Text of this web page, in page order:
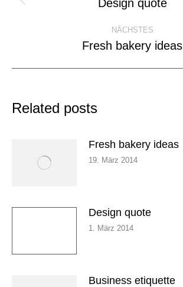
Vorheriger
Design quote
NÄCHSTES
Nächster
Fresh bakery ideas
Related posts
Fresh bakery ideas
19. März 2014
Design quote
1. März 2014
Business etiquette